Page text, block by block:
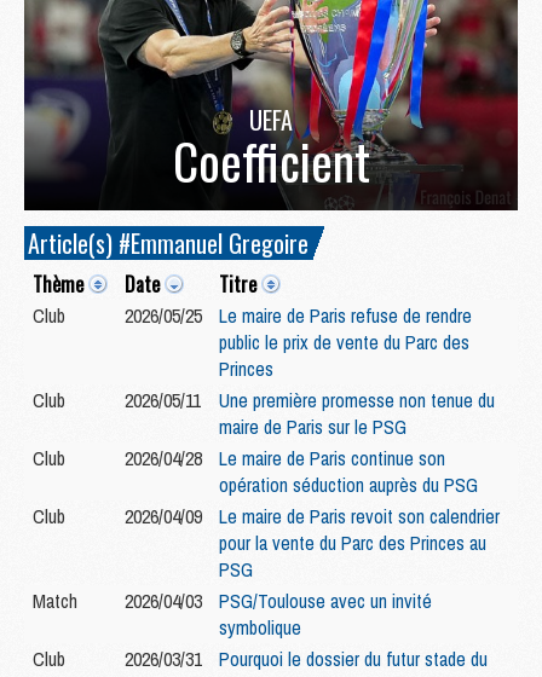
UEFA
Coefficient
Article(s) #Emmanuel Gregoire
Thème Date Titre
Club 2026/05/25
Le maire de Paris refuse de rendre
public le prix de vente du Parc des
Princes
Club
2026/05/11
Une première promesse non tenue du
maire de Paris sur le PSG
Club
2026/04/28
Le maire de Paris continue son
opération séduction auprès du PSG
Club
2026/04/09
Le maire de Paris revoit son calendrier
pour la vente du Parc des Princes au
PSG
Match
2026/04/03
PSG/Toulouse avec un invité
symbolique
Club
2026/03/31
Pourquoi le dossier du futur stade du